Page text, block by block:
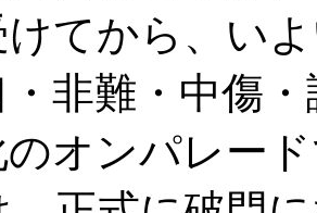
けてから、い
・非難・中傷
のオンパレー